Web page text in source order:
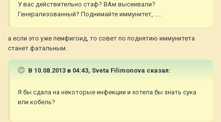
У вас действительно стаф? ВАм высеивали?
Генерализованный? Поднимайте иммунитет, .....
а если это уже пемфигоид, то совет по поднятию иммунитета
станет фатальным.
В 10.08.2013 в 04:43, Sveta Filimonova сказал:
Я бы сдала на некоторые инфекции и хотела бы знать сука
или кобель?